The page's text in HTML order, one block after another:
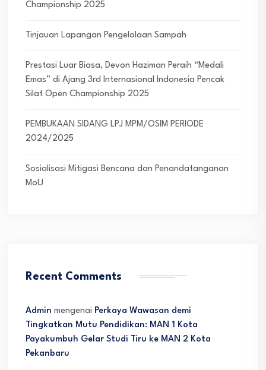
Championship 2025
Tinjauan Lapangan Pengelolaan Sampah
Prestasi Luar Biasa, Devon Haziman Peraih “Medali
Emas” di Ajang 3rd Internasional Indonesia Pencak
Silat Open Championship 2025
PEMBUKAAN SIDANG LPJ MPM/OSIM PERIODE
2024/2025
Sosialisasi Mitigasi Bencana dan Penandatanganan
MoU
Recent Comments
Admin mengenai Perkaya Wawasan demi
Tingkatkan Mutu Pendidikan: MAN 1 Kota
Payakumbuh Gelar Studi Tiru ke MAN 2 Kota
Pekanbaru